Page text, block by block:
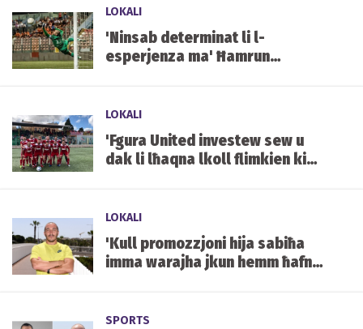
LOKALI
'Ninsab determinat li l-
esperjenza ma' Ħamrun
LOKALI
'Fgura United investew sew u
dak li lħaqna lkoll flimkien kien
LOKALI
'Kull promozzjoni hija sabiħa
imma warajha jkun hemm ħafna
SPORTS